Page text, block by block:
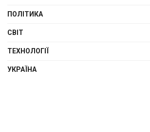
ПОЛІТИКА
СВІТ
ТЕХНОЛОГІЇ
УКРАЇНА